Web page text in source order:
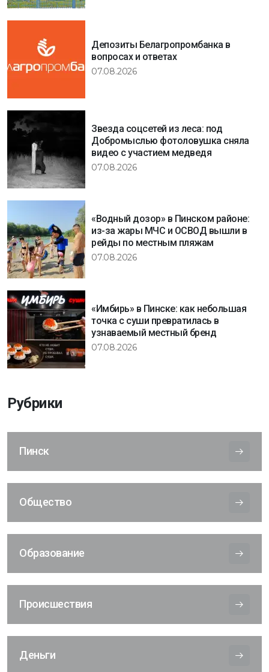
Депозиты Белагропромбанка в
вопросах и ответах
07.08.2026
Звезда соцсетей из леса: под
Добромыслью фотоловушка сняла
видео с участием медведя
07.08.2026
«Водный дозор» в Пинском районе:
из-за жары МЧС и ОСВОД вышли в
рейды по местным пляжам
07.08.2026
«Имбирь» в Пинске: как небольшая
точка с суши превратилась в
узнаваемый местный бренд
07.08.2026
Рубрики
Пинск
Общество
Образование
Происшествия
Деньги